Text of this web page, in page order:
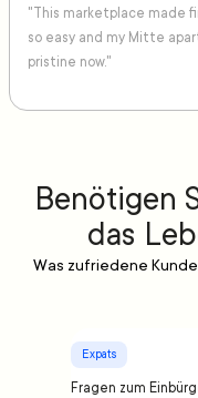
"This marketplace made
so easy and my Mitte
pristine now."
Benötigen
das
Was zufriedene
Expats
Fragen zum